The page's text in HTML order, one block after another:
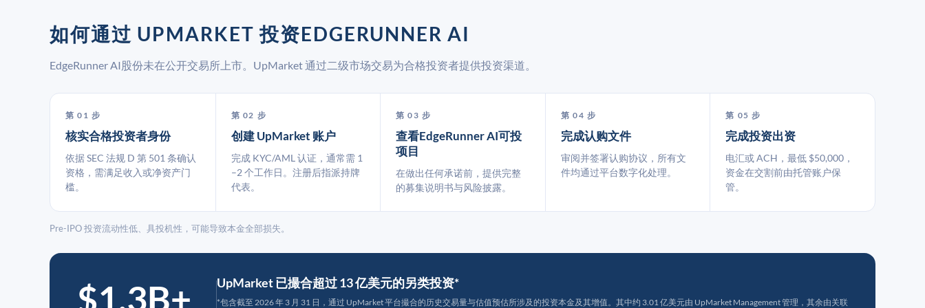
如何通过 UPMARKET 投资EDGERUNNER AI
EdgeRunner AI股份未在公开交易所上市。UpMarket 通过二级市场交易为合格投资者提供投资渠道。
第 01 步
核实合格投资者身份
依据 SEC 法规 D 第 501 条确认
资格，需满足收入或净资产门
槛。
第 02 步
创建 UpMarket 账户
完成 KYC/AML 认证，通常需 1
–2 个工作日。注册后指派持牌
代表。
第 03 步
查看EdgeRunner AI可投
项目
在做出任何承诺前，提供完整
的募集说明书与风险披露。
第 04 步
完成认购文件
审阅并签署认购协议，所有文
件均通过平台数字化处理。
第 05 步
完成投资出资
电汇或 ACH，最低 $50,000，
资金在交割前由托管账户保
管。
Pre-IPO 投资流动性低、具投机性，可能导致本金全部损失。
$1.3B+ UpMarket 已撮合超过 13 亿美元的另类投资*
*包含截至 2026 年 3 月 31 日，通过 UpMarket 平台撮合的历史交易量与估值预估所涉及的投资本金及其增值。其中约 3.01 亿美元由 UpMarket Management 管理，其余由关联